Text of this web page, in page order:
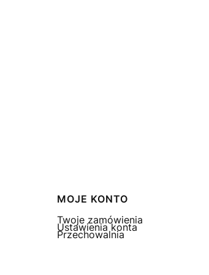
MOJE KONTO
Twoje zamówienia
Ustawienia konta
Przechowalnia